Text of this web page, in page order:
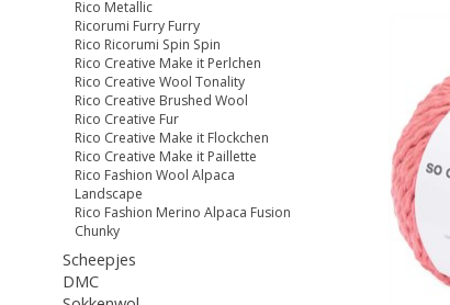
Rico Metallic
Ricorumi Furry Furry
Rico Ricorumi Spin Spin
Rico Creative Make it Perlchen
Rico Creative Wool Tonality
Rico Creative Brushed Wool
Rico Creative Fur
Rico Creative Make it Flockchen
Rico Creative Make it Paillette
Rico Fashion Wool Alpaca
Landscape
Rico Fashion Merino Alpaca Fusion
Chunky
Scheepjes
DMC